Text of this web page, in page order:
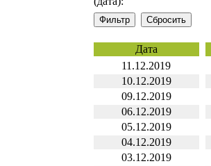
Дата
11.12.2019
10.12.2019
09.12.2019
06.12.2019
05.12.2019
04.12.2019
03.12.2019